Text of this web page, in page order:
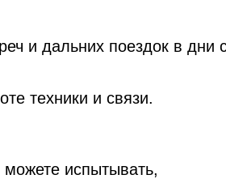
и дальних поездок в дни
техники и связи.
испытывать,